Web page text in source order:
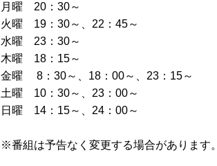
月曜 20：30～
火曜 19：30～、22：45～
水曜 23：30～
木曜 18：15～
金曜 8：30～、18：00～、23：15～
土曜 10：30～、23：00～
日曜 14：15～、24：00～
※番組は予告なく変更する場合があります。